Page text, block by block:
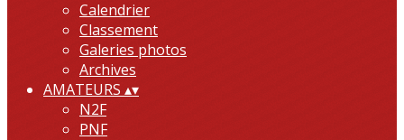
Calendrier
Classement
Galeries photos
Archives
AMATEURS ▴▾
N2F
PNF